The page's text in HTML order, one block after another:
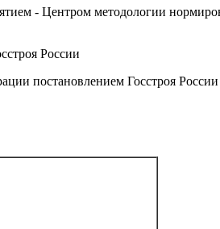
- Центром методологии
России
постановлением Госстроя